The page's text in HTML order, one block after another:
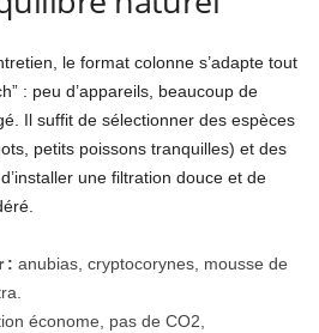
le format colonne s’adapte tout
: peu d’appareils, beaucoup de
Il suffit de sélectionner des espèces
petits poissons tranquilles) et des
une filtration douce et de
: anubias, cryptocorynes, mousse de
économe, pas de CO2,